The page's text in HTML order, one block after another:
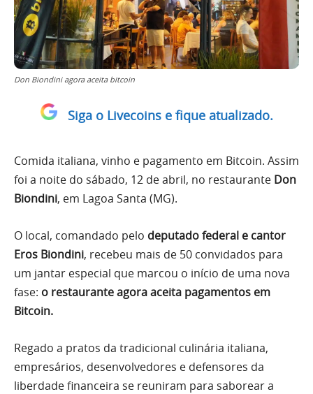
Don Biondini agora aceita bitcoin
Siga o Livecoins e fique atualizado.
Comida italiana, vinho e pagamento em Bitcoin. Assim
foi a noite do sábado, 12 de abril, no restaurante Don
Biondini, em Lagoa Santa (MG).
O local, comandado pelo deputado federal e cantor
Eros Biondini, recebeu mais de 50 convidados para
um jantar especial que marcou o início de uma nova
fase: o restaurante agora aceita pagamentos em
Bitcoin.
Regado a pratos da tradicional culinária italiana,
empresários, desenvolvedores e defensores da
liberdade financeira se reuniram para saborear a